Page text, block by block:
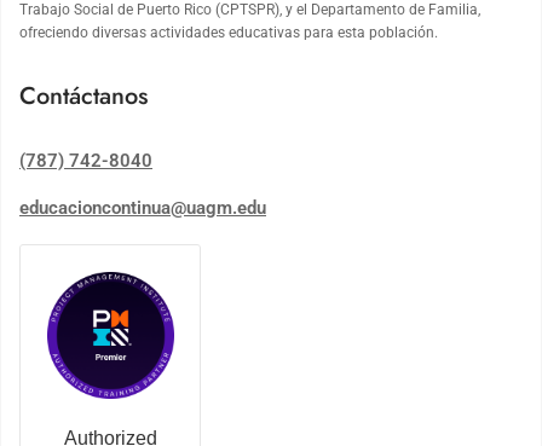
Trabajo Social de Puerto Rico (CPTSPR), y el Departamento de Familia,
ofreciendo diversas actividades educativas para esta población.
Contáctanos
(787) 742-8040
educacioncontinua@uagm.edu